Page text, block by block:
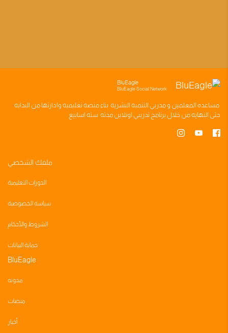
BluEagle
BluEagle Social Network
مساعده المعلمين ومدربي التنميه البشريه بناءمنصه تعليميه وادارتها من البدايه
حتى النهايه من خلال برنامج تدريبي اونلاين مدته سته اسابيع
ملفك الشخصي
الدورات التعليمية
سياسة الخصوصية
الشروط والأحكام
حماية البيانات
BluEagle
مدونه
منصات
أخبار